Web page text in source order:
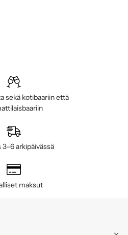
sekä kotibaariin että
arkipäivässä
maksut